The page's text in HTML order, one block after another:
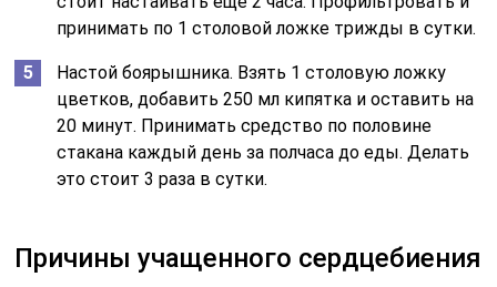
принимать по 1 столовой ложке трижды в сутки.
Настой боярышника. Взять 1 столовую ложку
цветков, добавить 250 мл кипятка и оставить на
20 минут. Принимать средство по половине
стакана каждый день за полчаса до еды. Делать
это стоит 3 раза в сутки.
Причины учащенного сердцебиения